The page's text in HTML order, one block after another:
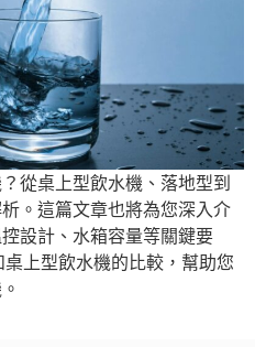
從桌上型飲水機、落地型到
。這篇文章也將為您深入介
設計、水箱容量等關鍵要
上型飲水機的比較，幫助您